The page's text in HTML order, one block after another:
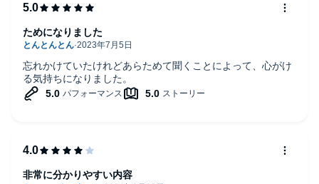
「人生最強の武器」が、あなたのものに！
「雑談」がうまくなるだけで、人生、本当に「得」をします！
忘れかけていたけれどあらためて聞くことによって、心がけ
る気持ちになりました。
ためになりました
非常に分かりやすい内容